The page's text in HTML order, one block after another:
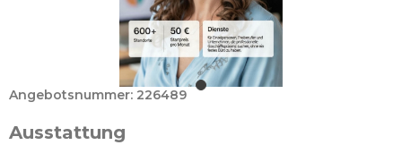
Angebotsnummer: 226489
Ausstattung